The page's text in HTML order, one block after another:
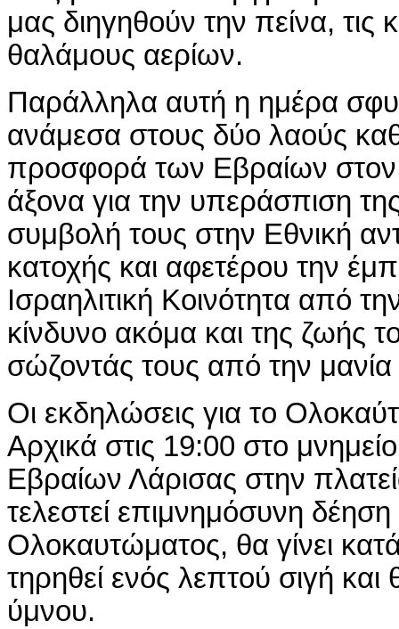
μας διηγηθούν την πείνα, τις
θαλάμους αερίων.
Παράλληλα αυτή η ημέρα
ανάμεσα στους δύο λαούς
προσφορά των Εβραίων στον
άξονα για την υπεράσπιση
συμβολή τους στην Εθνική
κατοχής και αφετέρου την
Ισραηλιτική Κοινότητα από
κίνδυνο ακόμα και της ζωής
σώζοντάς τους από την
Οι εκδηλώσεις για το
Αρχικά στις 19:00 στο
Εβραίων Λάρισας στην
τελεστεί επιμνημόσυνη
Ολοκαυτώματος, θα γίνει
τηρηθεί ενός λεπτού σιγή
ύμνου.